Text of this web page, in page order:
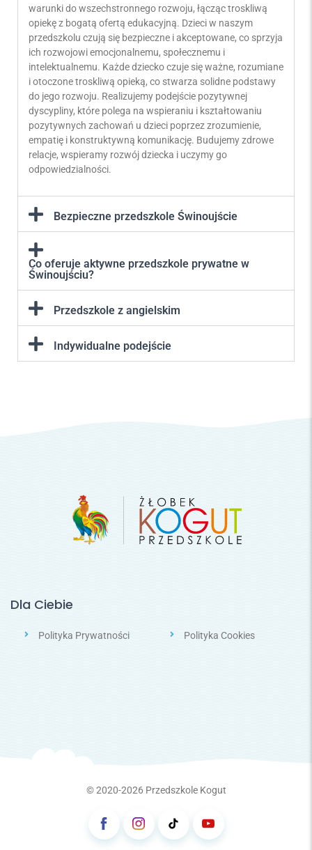
warunki do wszechstronnego rozwoju, łącząc troskliwą
opiekę z bogatą ofertą edukacyjną. Dzieci w naszym
przedszkolu czują się bezpieczne i akceptowane, co sprzyja
ich rozwojowi emocjonalnemu, społecznemu i
intelektualnemu. Każde dziecko czuje się ważne, rozumiane
i otoczone troskliwą opieką, co stwarza solidne podstawy
do jego rozwoju. Realizujemy podejście pozytywnej
dyscypliny, które polega na wspieraniu i kształtowaniu
pozytywnych zachowań u dzieci poprzez zrozumienie,
empatię i konstruktywną komunikację. Budujemy zdrowe
relacje, wspieramy rozwój dziecka i uczymy go
odpowiedzialności.
Bezpieczne przedszkole Świnoujście
Co oferuje aktywne przedszkole prywatne w
Świnoujściu?
Przedszkole z angielskim
Indywidualne podejście
Dla Ciebie
Polityka Prywatności Polityka Cookies
© 2020-2026 Przedszkole Kogut